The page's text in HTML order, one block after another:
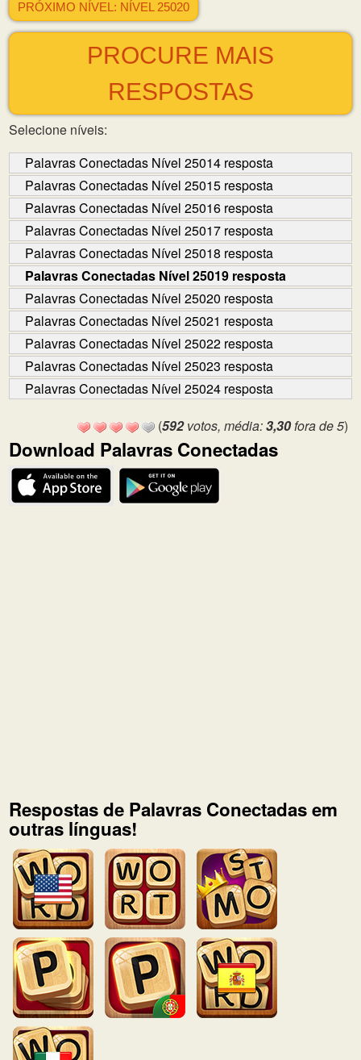
PRÓXIMO NÍVEL: NÍVEL 25020
PROCURE MAIS
RESPOSTAS
Selecione níveis:
Palavras Conectadas Nível 25014 resposta
Palavras Conectadas Nível 25015 resposta
Palavras Conectadas Nível 25016 resposta
Palavras Conectadas Nível 25017 resposta
Palavras Conectadas Nível 25018 resposta
Palavras Conectadas Nível 25019 resposta
Palavras Conectadas Nível 25020 resposta
Palavras Conectadas Nível 25021 resposta
Palavras Conectadas Nível 25022 resposta
Palavras Conectadas Nível 25023 resposta
Palavras Conectadas Nível 25024 resposta
(592votos, média:3,30fora de 5)
Download Palavras Conectadas
Respostas de Palavras Conectadas em
outras línguas!